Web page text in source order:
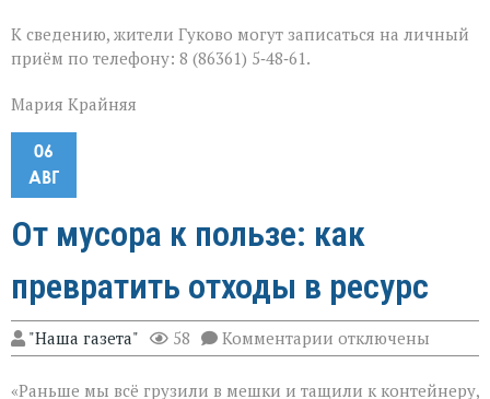
К сведению, жители Гуково могут записаться на личный
приём по телефону: 8 (86361) 5‑48‑61.
Мария Крайняя
06
АВГ
От мусора к пользе: как
превратить отходы в ресурс
"Наша газета" 58 Комментарии к
записи
мусора
отключены
«Раньше мы всё грузили в мешки и тащили к контейнеру,